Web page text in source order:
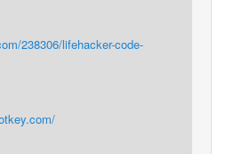
238306/lifehacker-code-